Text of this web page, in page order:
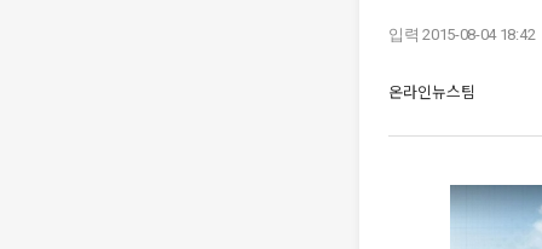
입력 2015-08-04 18:42
온라인뉴스팀